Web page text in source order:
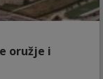
oružje i